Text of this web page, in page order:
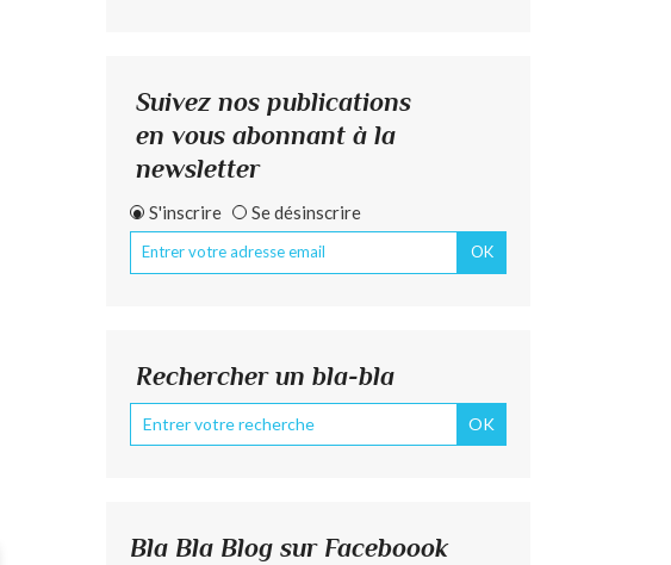
Suivez nos publications
en vous abonnant à la
newsletter
S'inscrire Se désinscrire
Rechercher un bla-bla
Bla Bla Blog sur Faceboook